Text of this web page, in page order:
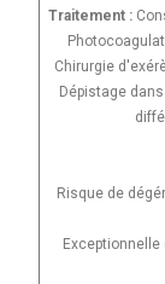
Traitement :
Chirurgie
Dépistage
Risque de